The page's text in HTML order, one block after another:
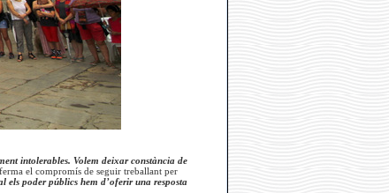
intolerables. Volem deixar constància de
el compromís de seguir treballant per
els poder públics hem d’oferir una resposta